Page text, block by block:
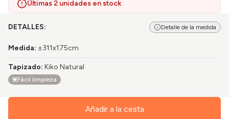
Últimas 2 unidades en stock
DETALLES: Detalle de la medida
Medida: ±311x175cm
Tapizado: Kiko Natural
Fácil limpieza
Añadir a la cesta